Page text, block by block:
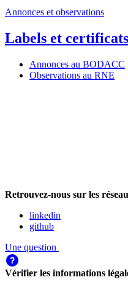
Annonces et observations
Labels et certificats
Annonces au BODACC
Observations au RNE
Retrouvez-nous sur les
linkedin
github
Une question
Vérifier les informations